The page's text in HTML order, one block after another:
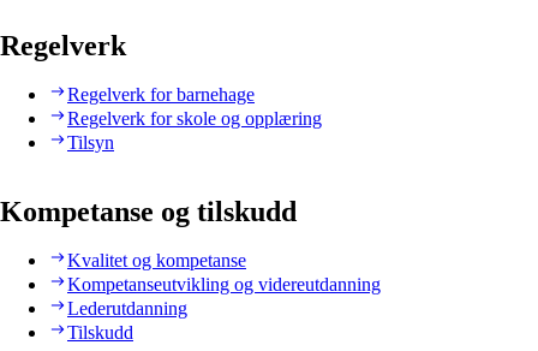
Regelverk
Regelverk for barnehage
Regelverk for skole og opplæring
Tilsyn
Kompetanse og tilskudd
Kvalitet og kompetanse
Kompetanseutvikling og videreutdanning
Lederutdanning
Tilskudd